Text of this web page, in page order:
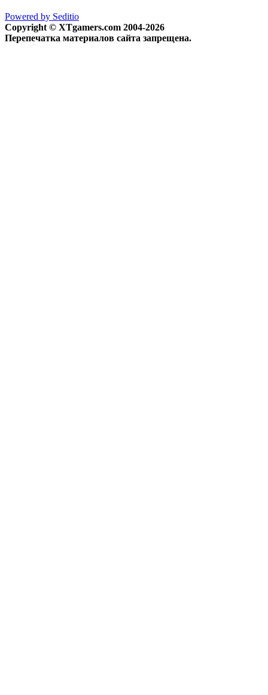
Powered by Seditio
Copyright © XTgamers.com 2004-2026
Перепечатка материалов сайта запрещена.